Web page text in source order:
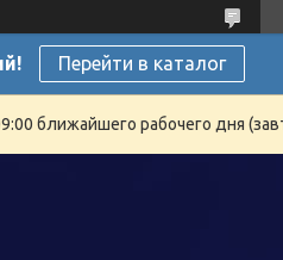
Перейти в каталог
ближайшего рабочего дня